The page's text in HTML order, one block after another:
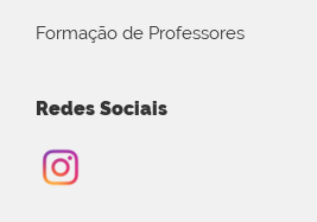
Formação de Professores
Redes Sociais